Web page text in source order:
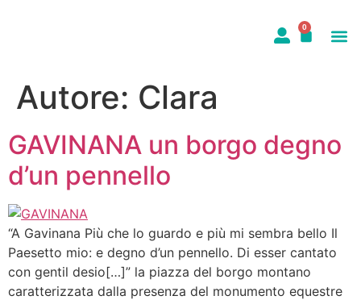
0
Autore: Clara
GAVINANA un borgo degno
d’un pennello
“A Gavinana Più che lo guardo e più mi sembra bello Il
Paesetto mio: e degno d’un pennello. Di esser cantato
con gentil desio[…]” la piazza del borgo montano
caratterizzata dalla presenza del monumento equestre